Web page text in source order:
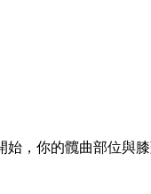
，你的髖曲部位與